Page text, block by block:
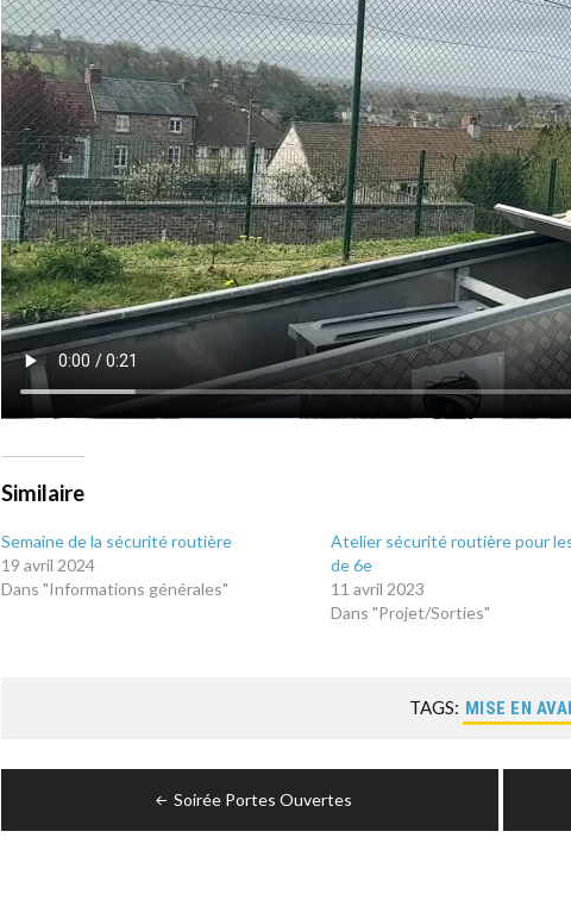
Similaire
Semaine de la sécurité routière
19 avril 2024
Dans "Informations générales"
Atelier sécurité routière pour
de 6e
11 avril 2023
Dans "Projet/Sorties"
TAGS: MISE EN
Soirée Portes Ouvertes